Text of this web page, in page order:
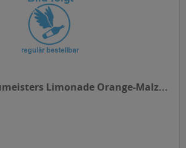
Limonade Orange-Malz...